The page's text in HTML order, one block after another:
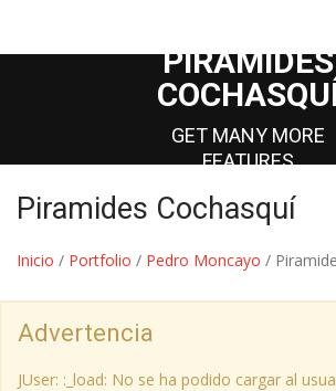
PIRAMIDES
GET MANY MORE
FEATURES
Piramides Cochasquí
Inicio / Portfolio / Pedro Moncayo /
Advertencia
JUser: :_load: No se ha podido cargar al